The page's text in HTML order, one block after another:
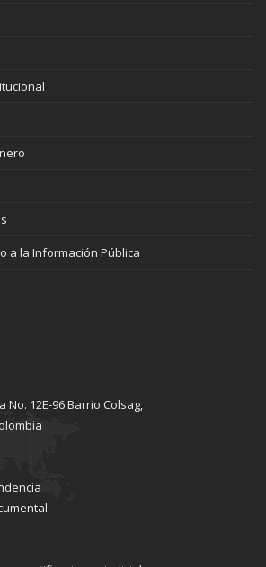
a la Información Pública
12E-96 Barrio Colsag,